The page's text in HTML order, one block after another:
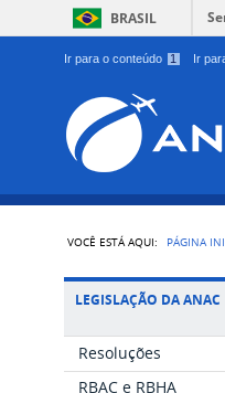
Ir para o conteúdo 1 Ir
BRASIL
VOCÊ ESTÁ AQUI: PÁGINA
LEGISLAÇÃO DA ANAC
Resoluções
RBAC e RBHA